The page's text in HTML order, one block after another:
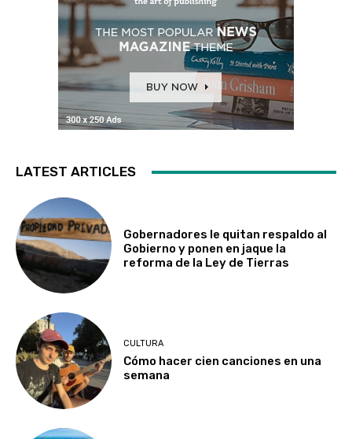
LATEST ARTICLES
Gobernadores le quitan respaldo al
Gobierno y ponen en jaque la
reforma de la Ley de Tierras
CULTURA
Cómo hacer cien canciones en una
semana